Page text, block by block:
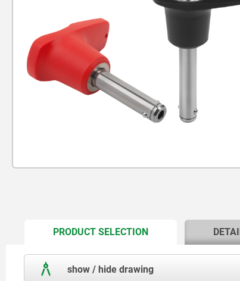
PRODUCT SELECTIONCURRENT
show / hide drawing